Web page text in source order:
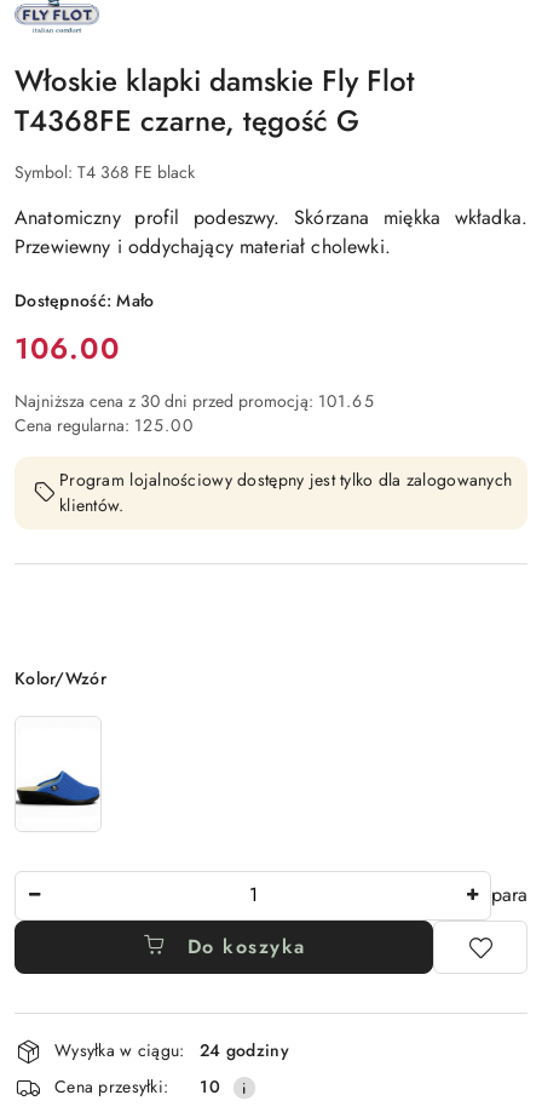
FLOT
ITALIANO
Włoskie klapki damskie Fly Flot
T4368FE czarne, tęgość G
Symbol: T4 368 FE black
Anatomiczny profil podeszwy. Skórzana miękka wkładka.
Przewiewny i oddychający materiał cholewki.
Dostępność:Mało
Cena:
106.00
Najniższa cena z 30 dni przed promocją: 101.65
Cena regularna: 125.00
Program lojalnościowy dostępny jest tylko dla zalogowanych
klientów.
Wariant
Kolor/Wzór
para
Do koszyka
Dostępność
i
dostawa
Wysyłka w ciągu:
24 godziny
Cena przesyłki:
10